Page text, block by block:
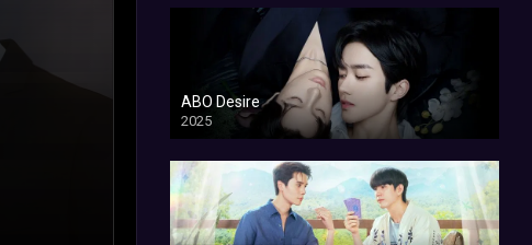
ABO Desire
2025